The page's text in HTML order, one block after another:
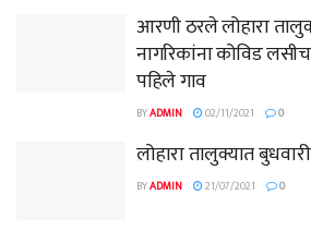
आरणी ठरले लोहारा
नागरिकांना कोविड
पहिले गाव
BYADMIN 02/11/2021 0
लोहारा तालुक्यात
BYADMIN 21/07/2021 0